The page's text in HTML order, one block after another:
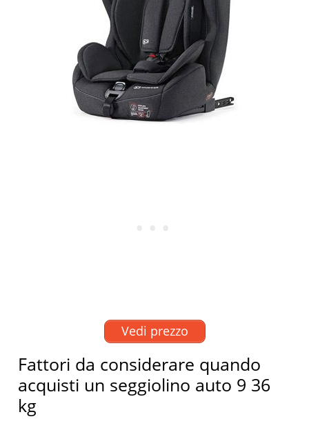
Vedi prezzo
Fattori da considerare quando
acquisti un seggiolino auto 9 36
kg